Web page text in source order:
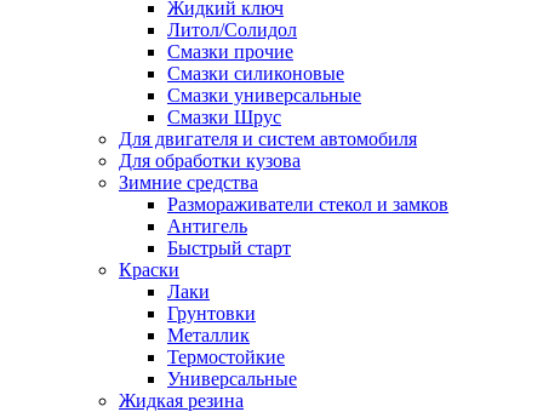
Жидкий ключ
Литол/Солидол
Смазки прочие
Смазки силиконовые
Смазки универсальные
Смазки Шрус
Для двигателя и систем автомобиля
Для обработки кузова
Зимние средства
Размораживатели стекол и замков
Антигель
Быстрый старт
Краски
Лаки
Грунтовки
Металлик
Термостойкие
Универсальные
Жидкая резина